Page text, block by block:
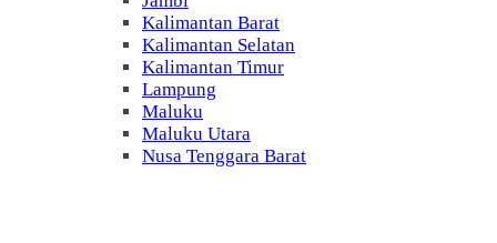
Kalimantan Barat
Kalimantan Selatan
Kalimantan Timur
Lampung
Maluku
Maluku Utara
Nusa Tenggara Barat